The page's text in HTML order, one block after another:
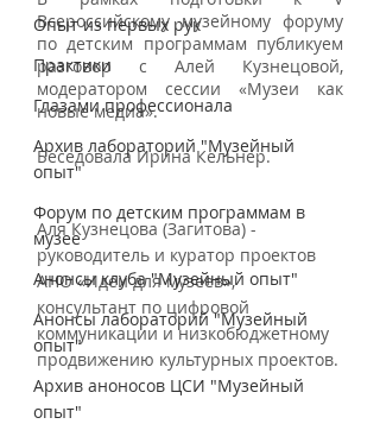
Опыт из первых рук
Практики
Глазами профессионала
Архив лабораторий "Музейный
опыт"
Форум по детским программам в
музее
Анонсы клуба "Музейный опыт"
Анонсы лабораторий "Музейный
опыт"
Архив аноносов ЦСИ "Музейный
опыт"
Всероссийскому музейному форуму
по детским программам публикуем
разговор с Алей Кузнецовой,
модератором сессии «Музеи как
новые медиа».
Беседовала Ирина Кельнер.
Аля Кузнецова (Загитова) -
руководитель и куратор проектов
АНО «Идеи для музеев»,
консультант по цифровой
коммуникации и низкобюджетному
продвижению культурных проектов.